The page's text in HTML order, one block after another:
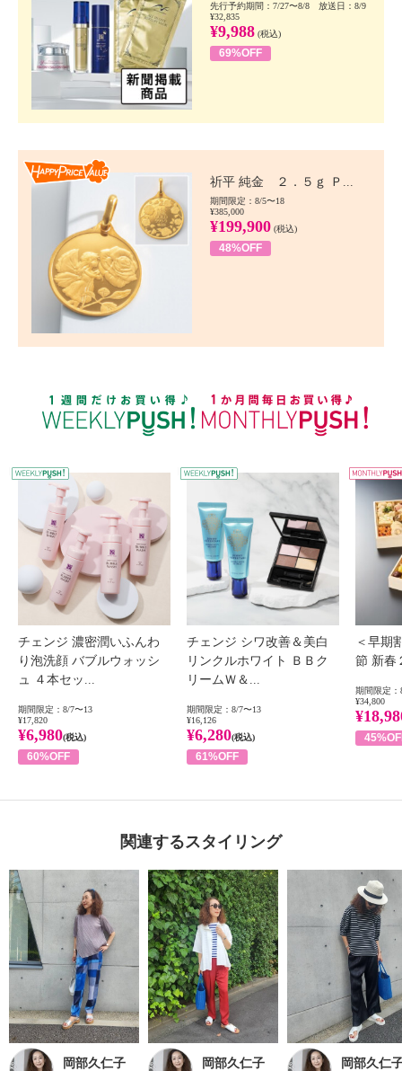
先行予約期間：7/27〜8/8 放送日：8/9
¥32,835
¥9,988 (税込)
69%OFF
祈平 純金 ２．５ｇ Ｐ...
期間限定：8/5〜18
¥385,000
¥199,900 (税込)
48%OFF
WEEKLY PUSH
チェンジ 濃密潤いふんわ
り泡洗顔 バブルウォッシ
ュ ４本セッ...
期間限定：8/7〜13
¥17,820
¥6,980(税込)
60%OFF
チェンジ シワ改善＆美白
リンクルホワイト ＢＢク
リームＷ＆...
期間限定：8/7〜13
¥16,126
¥6,280(税込)
61%OFF
＜早期
節 新春
期間限定：
¥34,800
関連するスタイリング
岡部久仁子 岡部久仁子 岡部久仁